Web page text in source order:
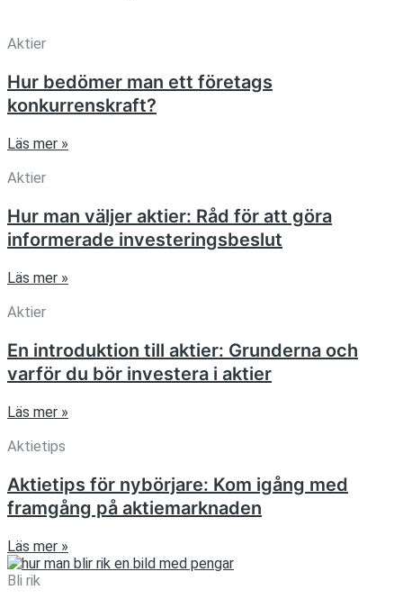
Aktier
Hur bedömer man ett företags
konkurrenskraft?
Läs mer »
Aktier
Hur man väljer aktier: Råd för att göra
informerade investeringsbeslut
Läs mer »
Aktier
En introduktion till aktier: Grunderna och
varför du bör investera i aktier
Läs mer »
Aktietips
Aktietips för nybörjare: Kom igång med
framgång på aktiemarknaden
Läs mer »
Bli rik